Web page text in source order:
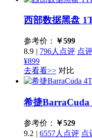
西部数据黑盘
参考价： ￥599
8.9 | 796人点评 点
¥899
去看看>> 对比
希捷BarraCuda
参考价： ￥529
9.2 | 6557人点评 点